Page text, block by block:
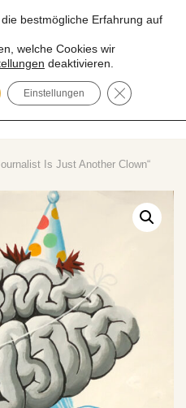
Is Just Another Clown“
bestmögliche Erfahrung auf
welche Cookies wir
deaktivieren.
Einstellungen GDPR